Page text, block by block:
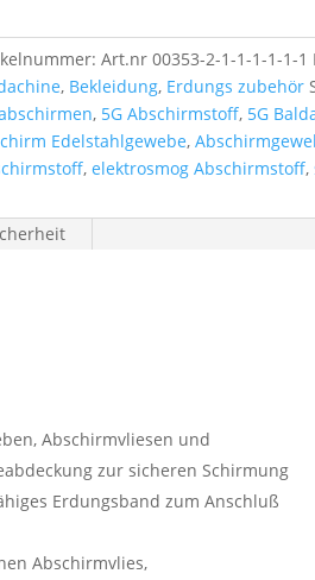
Art.nr 00353-2-1-1-1-1-1-1
, Bekleidung, Erdungs zubehör
, 5G Abschirmstoff, 5G
Edelstahlgewebe,
,elektrosmog Abschirmstoff,
Abschirmvliesen und
zur sicheren Schirmung
Erdungsband zum Anschluß
Abschirmvlies,